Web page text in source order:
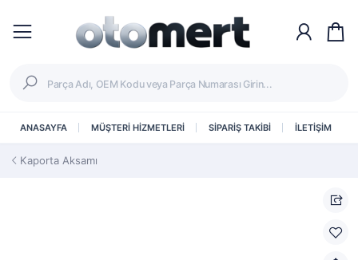
ANASAYFA MÜŞTERİ HİZMETLERİ SİPARİŞ TAKİBİ İLETİŞİM
Kaporta Aksamı